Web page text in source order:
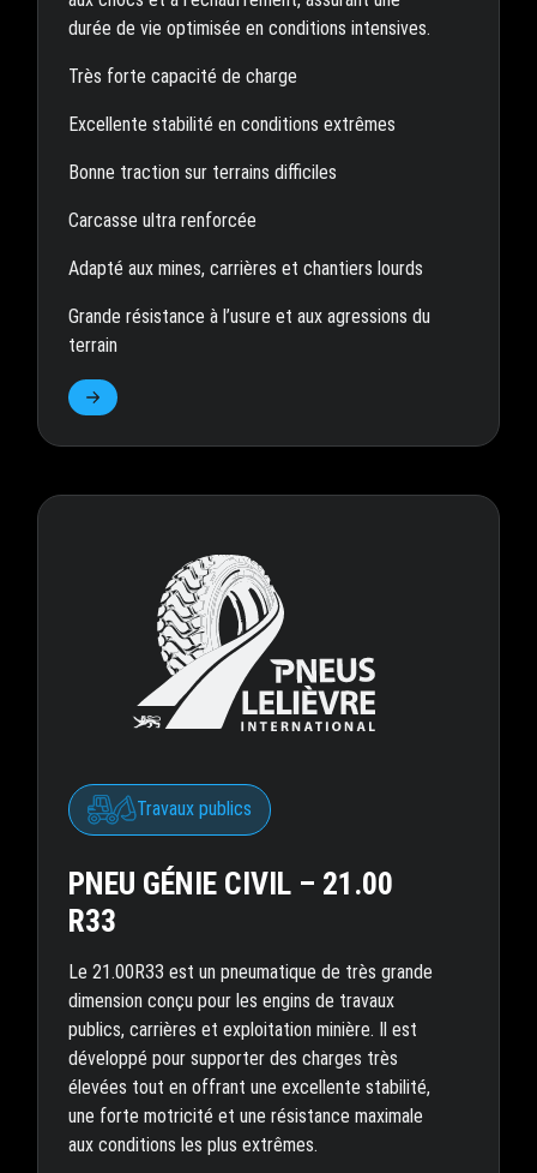
durée de vie optimisée en conditions intensives.
Très forte capacité de charge
Excellente stabilité en conditions extrêmes
Bonne traction sur terrains difficiles
Carcasse ultra renforcée
Adapté aux mines, carrières et chantiers lourds
Grande résistance à l’usure et aux agressions du
terrain
Travaux publics
PNEU GÉNIE CIVIL – 21.00
R33
Le 21.00R33 est un pneumatique de très grande
dimension conçu pour les engins de travaux
publics, carrières et exploitation minière. Il est
développé pour supporter des charges très
élevées tout en offrant une excellente stabilité,
une forte motricité et une résistance maximale
aux conditions les plus extrêmes.